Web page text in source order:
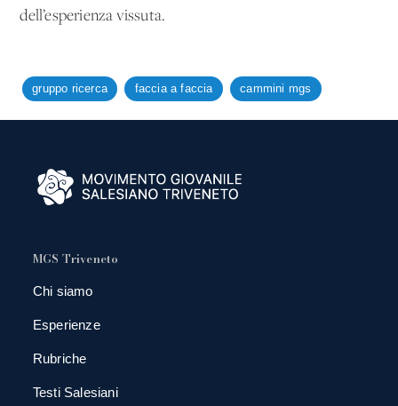
dell’esperienza vissuta.
gruppo ricerca faccia a faccia cammini mgs
MGS Triveneto
Chi siamo
Esperienze
Rubriche
Testi Salesiani